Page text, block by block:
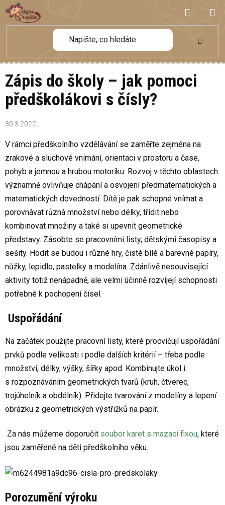
Přejít
na
obsah
KOŠÍK
Zápis do školy – jak pomoci
předškolákovi s čísly?
30.3.2022
V rámci předškolního vzdělávání se zaměřte zejména na
zrakové a sluchové vnímání, orientaci v prostoru a čase,
pohyb a jemnou a hrubou motoriku. Rozvoj v těchto oblastech
významně ovlivňuje chápání a osvojení předmatematických a
matematických dovedností. Dítě je pak schopné vnímat a
porovnávat různá množství nebo délky, třídit nebo
kombinovat množiny a také si upevnit geometrické
představy. Zásobte se pracovními listy, dětskými časopisy a
sešity. Hodit se budou i různé hry, čisté bílé a barevné papíry,
nůžky, lepidlo, pastelky a modelína. Zdánlivě nesouvisející
aktivity totiž nenápadně, ale velmi účinně rozvíjejí schopnosti
potřebné k pochopení čísel.
Uspořádání
Na začátek použijte pracovní listy, které procvičují uspořádání
prvků podle velikosti i podle dalších kritérií – třeba podle
množství, délky, výšky, šířky apod. Kombinujte úkol i
s rozpoznáváním geometrických tvarů (kruh, čtverec,
trojúhelník a obdélník). Přidejte tvarování z modelíny a lepení
obrázku z geometrických výstřižků na papír.
Za nás můžeme doporučit soubor karet s mazací fixou, které
jsou zaměřené na děti předškolního věku.
Porozumění výroku